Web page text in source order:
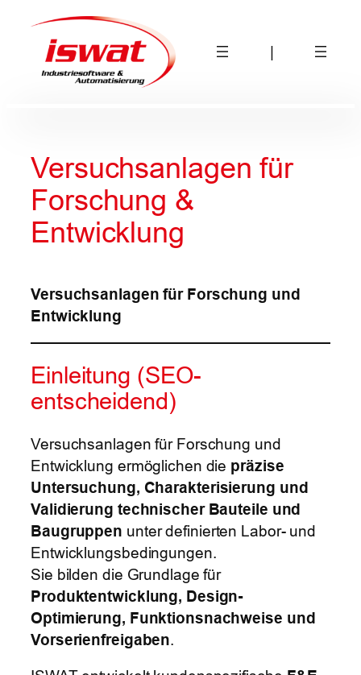
Zum
springen
|
Versuchsanlagen für
Forschung &
Entwicklung
Versuchsanlagen für Forschung und
Entwicklung
Einleitung (SEO-
entscheidend)
Versuchsanlagen für Forschung und
Entwicklung ermöglichen die präzise
Untersuchung, Charakterisierung und
Validierung technischer Bauteile und
Baugruppen unter definierten Labor- und
Entwicklungsbedingungen.
Sie bilden die Grundlage für
Produktentwicklung, Design-
Optimierung, Funktionsnachweise und
Vorserienfreigaben.